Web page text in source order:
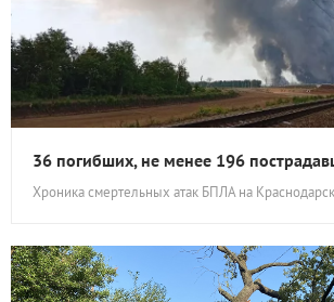
36 погибших, не менее 196
Хроника смертельных атак БПЛА на